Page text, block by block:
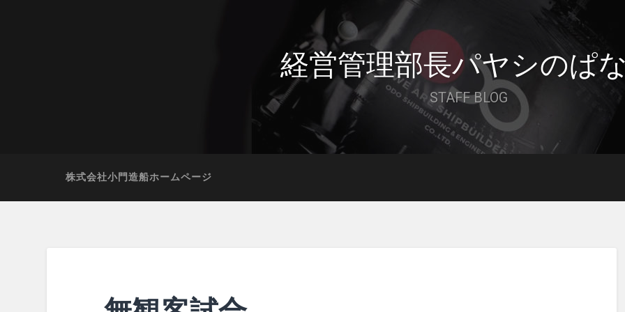
経営管理部長パヤシのぱ
STAFF BLOG
株式会社小門造船ホームページ